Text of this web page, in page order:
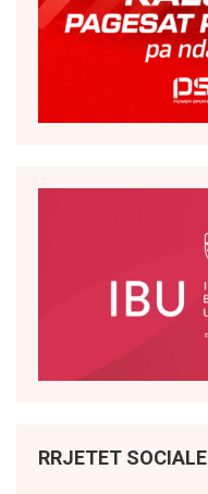
RRJETET SOCIALE